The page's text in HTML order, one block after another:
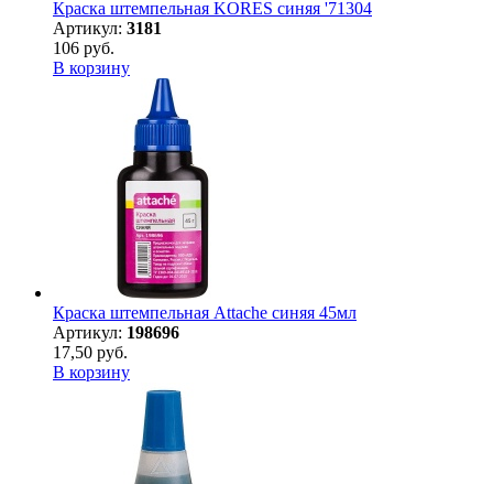
Краска штемпельная KORES синяя '71304
Артикул: 3181
106 руб.
В корзину
Краска штемпельная Attache синяя 45мл
Артикул: 198696
17,50 руб.
В корзину